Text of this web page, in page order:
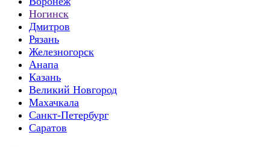
Ногинск
Дмитров
Рязань
Железногорск
Анапа
Казань
Великий Новгород
Махачкала
Санкт-Петербург
Саратов